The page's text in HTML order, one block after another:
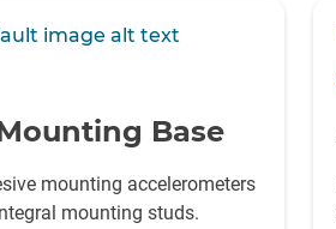
Base
mounting accelerometers
mounting studs.